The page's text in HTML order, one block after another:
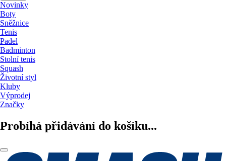
Novinky
Boty
Sněžnice
Tenis
Padel
Badminton
Stolní tenis
Squash
Životní styl
Kluby
Výprodej
Značky
Probíhá přidávání do košíku...